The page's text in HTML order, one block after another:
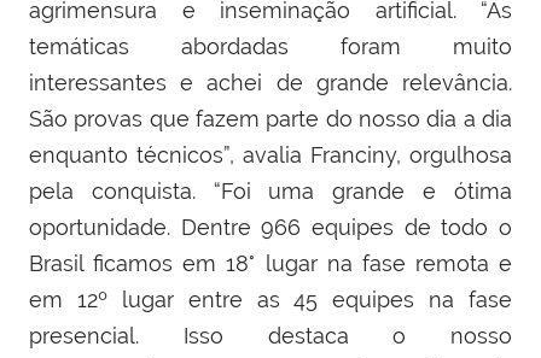
agrimensura e inseminação artificial. “As
temáticas abordadas foram muito
interessantes e achei de grande relevância.
São provas que fazem parte do nosso dia a dia
enquanto técnicos”, avalia Franciny, orgulhosa
pela conquista. “Foi uma grande e ótima
oportunidade. Dentre 966 equipes de todo o
Brasil ficamos em 18° lugar na fase remota e
em 12º lugar entre as 45 equipes na fase
presencial. Isso destaca o nosso